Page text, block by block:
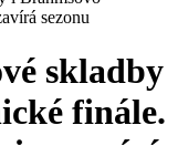
sezonu
skladby
finále.